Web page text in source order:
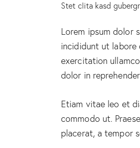
Stet clita kasd
Lorem ipsum dolor
incididunt ut labore
exercitation
dolor in
Etiam vitae leo et
commodo ut.
placerat, a tempor